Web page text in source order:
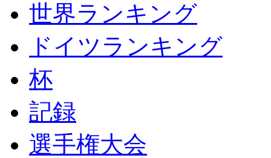
世界ランキング
ドイツランキング
杯
記録
選手権大会